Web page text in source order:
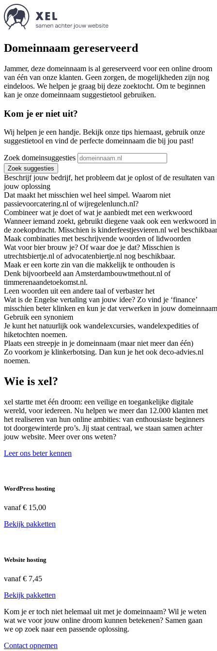
Domeinnaam gereserveerd
Jammer, deze domeinnaam is al gereserveerd voor een online droom
van één van onze klanten. Geen zorgen, de mogelijkheden zijn nog
eindeloos. We helpen je graag bij deze zoektocht. Om te beginnen
kan je onze domeinnaam suggestietool gebruiken.
Kom je er niet uit?
Wij helpen je een handje. Bekijk onze tips hiernaast, gebruik onze
suggestietool en vind de perfecte domeinnaam die bij jou past!
Zoek domeinsuggesties
Zoek suggesties
Beschrijf jouw bedrijf, het probleem dat je oplost of de resultaten van
jouw oplossing
Dat maakt het misschien wel heel simpel. Waarom niet
passievoorcatering.nl of wijregelenlunch.nl?
Combineer wat je doet of wat je aanbiedt met een werkwoord
Wanneer iemand zoekt, gebruikt diegene vaak ook een werkwoord in
de zoekopdracht. Misschien is kinderfeestjesvieren.nl wel
Maak combinaties met beschrijvende woorden of lidwoorden
Wat voor bier brouw je? Of waar doe je dat? Misschien is
utrechtsbiertje.nl of advocatenbiertje.nl nog beschikbaar.
Maak er een korte zin van die makkelijk te onthouden is
Denk bijvoorbeeld aan Amsterdambouwtmethout.nl of
timmerenaandetoekomst.nl.
Leen woorden uit een andere taal of verbaster het
Wat is de Engelse vertaling van jouw idee? Zo vind je ‘finance’
misschien beter klinken en kun je dat verwerken in jouw
Gebruik een synoniem
Je kunt het natuurlijk ook wandelexcursies, wandelexpedities of
hiketochten noemen.
Plaats een streepje in je domeinnaam (maar niet meer dan één)
Zo voorkom je klinkerbotsing. Dan kun je het ook deco-advies.nl
noemen.
Wie is xel?
xel startte met één droom: een veilige en toegankelijke digitale
wereld, voor iedereen. Nu helpen we meer dan 12.000 klanten met
het realiseren van hun online ambities: van enthousiaste beginners
tot doorgewinterde pro’s. Jij staat centraal, we staan samen achter
jouw website. Meer over ons weten?
Leer ons beter kennen
WordPress hosting
vanaf€ 15,00
Bekijk pakketten
Website hosting
vanaf€ 7,45
Bekijk pakketten
Kom je er toch niet helemaal uit met je domeinnaam? Wil je weten
wat we voor jouw online droom kunnen betekenen? Samen gaan
we op zoek naar een passende oplossing.
Contact opnemen